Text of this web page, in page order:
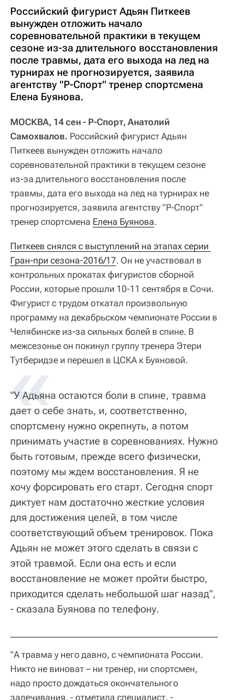
Российский фигурист Адьян Питкеев
вынужден отложить начало
соревновательной практики в текущем
сезоне из-за длительного восстановления
после травмы, дата его выхода на лед на
турнирах не прогнозируется, заявила
агентству "Р-Спорт" тренер спортсмена
Елена Буянова.
МОСКВА, 14 сен - Р-Спорт, Анатолий
Самохвалов. Российский фигурист Адьян
Питкеев вынужден отложить начало
соревновательной практики в текущем сезоне
из-за длительного восстановления после
травмы, дата его выхода на лед на турнирах не
прогнозируется, заявила агентству "Р-Спорт"
тренер спортсмена Елена Буянова.
Питкеев снялся с выступлений на этапах серии
Гран-при сезона-2016/17. Он не участвовал в
контрольных прокатах фигуристов сборной
России, которые прошли 10-11 сентября в Сочи.
Фигурист с трудом откатал произвольную
программу на декабрьском чемпионате России в
Челябинске из-за сильных болей в спине. В
межсезонье он покинул группу тренера Этери
Тутберидзе и перешел в ЦСКА к Буяновой.
"У Адьяна остаются боли в спине, травма
дает о себе знать, и, соответственно,
спортсмену нужно окрепнуть, а потом
принимать участие в соревнованиях. Нужно
быть готовым, прежде всего физически,
поэтому мы ждем восстановления. Я не
хочу форсировать его старт. Сегодня спорт
диктует нам достаточно жесткие условия
для достижения целей, в том числе
соответствующий объем тренировок. Пока
Адьян не может этого сделать в связи с
этой травмой. Если она есть и если
восстановление не может пройти быстро,
приходится сделать небольшой шаг назад",
- сказала Буянова по телефону.
"А травма у него давно, с чемпионата России.
Никто не виноват – ни тренер, ни спортсмен,
надо просто дождаться окончательного
залечивания, - отметила специалист. -